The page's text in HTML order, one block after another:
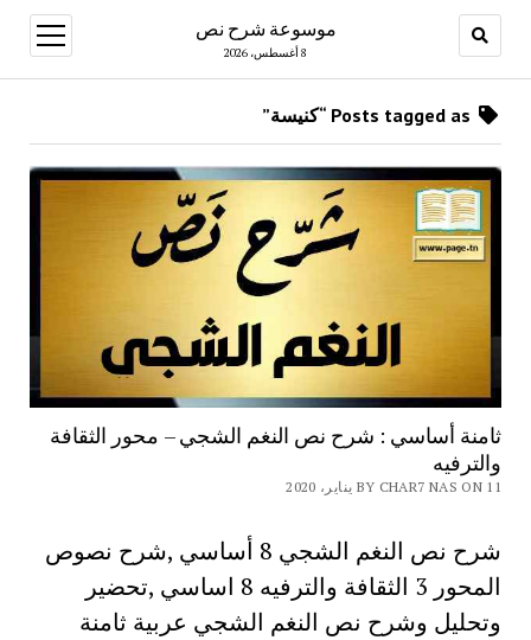
موسوعة شرح نص
8 أغسطس، 2026
open
menu
ثامنة أساسي : شرح نص النغم الشجي – محور الثقافة
والترفيه
BY CHAR7 NAS ON 11 يناير، 2020
شرح نص النغم الشجي 8 أساسي ,شرح نصوص
المحور 3 الثقافة والترفيه 8 اساسي ,تحضير
وتحليل وشرح نص النغم الشجي عربية ثامنة